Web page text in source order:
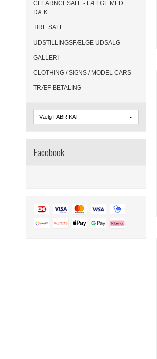
CLEARNCESALE - FÆLGE MED
DÆK
TIRE SALE
UDSTILLINGSFÆLGE UDSALG
GALLERI
CLOTHING / SIGNS / MODEL CARS
TRÆF-BETALING
Facebook